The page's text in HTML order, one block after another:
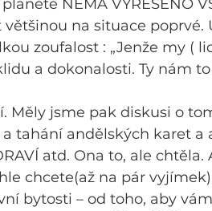
NEMÁ VYŘEŠENO
na situace poprvé.
zoufalost : „Jenže my (
a dokonalosti. Ty nám
Měly jsme pak diskusi o
tahání andělských karet a
atd. Ona to, ale
chcete(až na pár
bytosti – od toho, aby